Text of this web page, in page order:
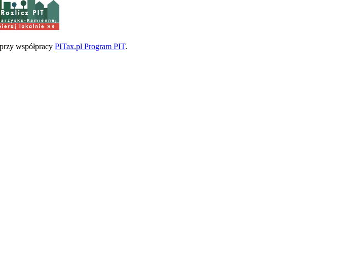
Kamiennej
przy współpracy PITax.pl Program PIT.